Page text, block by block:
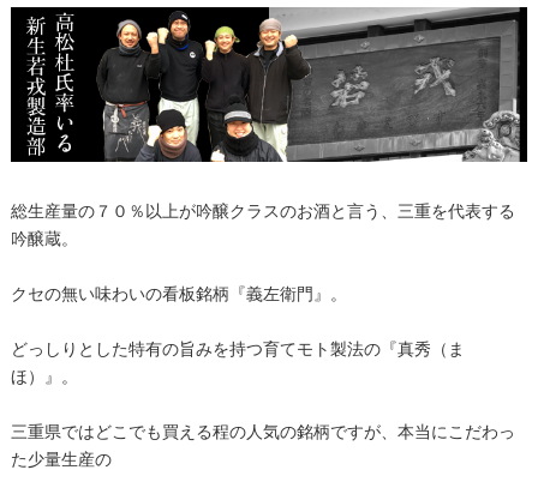
総生産量の７０％以上が吟醸クラスのお酒と言う、三重を代表する
吟醸蔵。
クセの無い味わいの看板銘柄『義左衛門』。
どっしりとした特有の旨みを持つ育てモト製法の『真秀（ま
ほ）』。
三重県ではどこでも買える程の人気の銘柄ですが、本当にこだわっ
た少量生産の